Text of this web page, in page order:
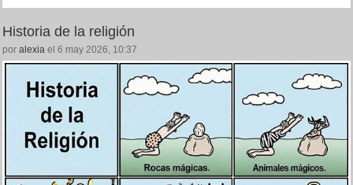
Historia de la religión
por alexia el 6 may 2026, 10:37